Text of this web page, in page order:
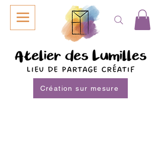
Création sur mesure